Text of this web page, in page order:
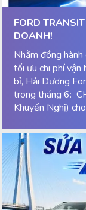
FORD
DOANH!
Nhằm đồng
tối ưu chi phí vận
bỉ, Hải Dương
trong tháng 6:
Khuyến Nghị)